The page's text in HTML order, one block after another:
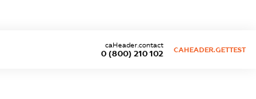
0 (800) 210 102
caHeader.contact
CAHEADER.GETTEST